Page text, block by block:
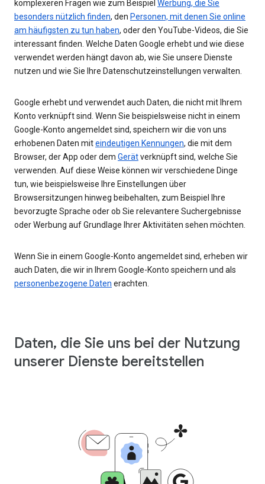
komplexeren Fragen wie zum Beispiel Werbung, die Sie
besonders nützlich finden, den Personen, mit denen Sie online
am häufigsten zu tun haben, oder den YouTube-Videos, die Sie
interessant finden. Welche Daten Google erhebt und wie diese
verwendet werden hängt davon ab, wie Sie unsere Dienste
nutzen und wie Sie Ihre Datenschutzeinstellungen verwalten.
Google erhebt und verwendet auch Daten, die nicht mit Ihrem
Konto verknüpft sind. Wenn Sie beispielsweise nicht in einem
Google-Konto angemeldet sind, speichern wir die von uns
erhobenen Daten miteindeutigen Kennungen, die mit dem
Browser, der App oder dem Gerätverknüpft sind, welche Sie
verwenden. Auf diese Weise können wir verschiedene Dinge
tun, wie beispielsweise Ihre Einstellungen über
Browsersitzungen hinweg beibehalten, zum Beispiel Ihre
bevorzugte Sprache oder ob Sie relevantere Suchergebnisse
oder Werbung auf Grundlage Ihrer Aktivitäten sehen möchten.
Wenn Sie in einem Google-Konto angemeldet sind, erheben wir
auch Daten, die wir in Ihrem Google-Konto speichern und als
personenbezogene Daten erachten.
Daten, die Sie uns bei der Nutzung
unserer Dienste bereitstellen